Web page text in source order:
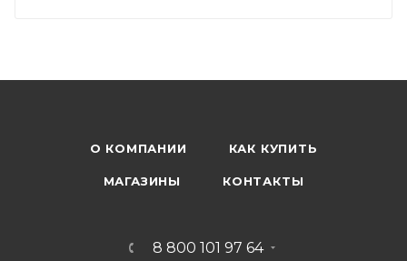
О КОМПАНИИ КАК КУПИТЬ
МАГАЗИНЫ КОНТАКТЫ
8 800 101 97 64